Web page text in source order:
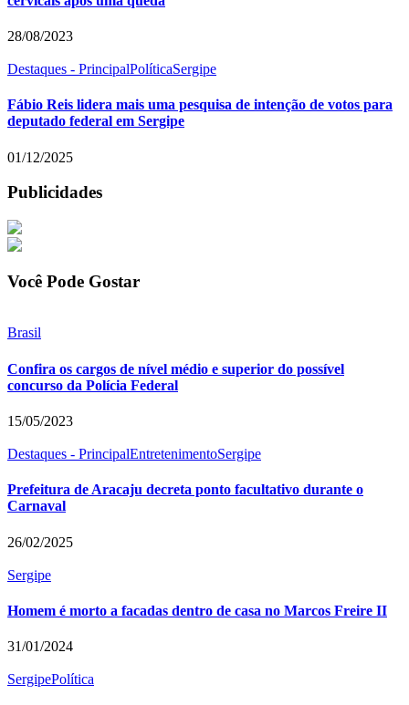
28/08/2023
Destaques - PrincipalPolíticaSergipe
Fábio Reis lidera mais uma pesquisa de intenção de votos para
deputado federal em Sergipe
01/12/2025
Publicidades
Você Pode Gostar
Brasil
Confira os cargos de nível médio e superior do possível
concurso da Polícia Federal
15/05/2023
Destaques - PrincipalEntretenimentoSergipe
Prefeitura de Aracaju decreta ponto facultativo durante o
Carnaval
26/02/2025
Sergipe
Homem é morto a facadas dentro de casa no Marcos Freire II
31/01/2024
SergipePolítica